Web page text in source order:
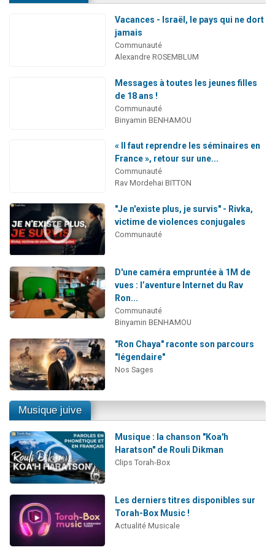
Vacances - Israël, le pays qui ne dort
jamais
Communauté
Alexandre ROSEMBLUM
Messages à toutes les jeunes filles
de 18 ans !
Communauté
Binyamin BENHAMOU
« Il faut reprendre les séminaires en
France », retour sur une...
Communauté
Rav Mordehai BITTON
"Je n'existe plus, je survis" - Rivka,
victime de violences conjugales
Communauté
D'une caméra empruntée à 1M de
vues : l’aventure Internet du Rav
Ron...
Communauté
Binyamin BENHAMOU
"Ron Chaya" raconte son parcours
"légendaire"
Nos Sages
Musique juive
Musique : la chanson "Koa'h
Haratson" de Rouli Dikman
Clips Torah-Box
Les derniers titres disponibles sur
Torah-Box Music !
Actualité Musicale